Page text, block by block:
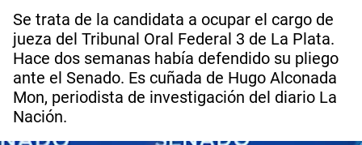
Se trata de la candidata a ocupar el cargo de
jueza del Tribunal Oral Federal 3 de La Plata.
Hace dos semanas había defendido su pliego
ante el Senado. Es cuñada de Hugo Alconada
Mon, periodista de investigación del diario La
Nación.